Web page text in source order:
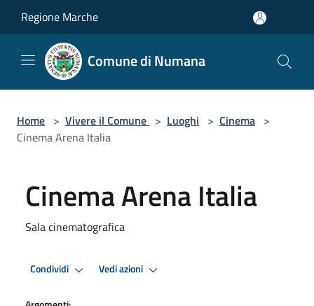
Regione Marche
Comune di Numana
Home > Vivere il Comune > Luoghi > Cinema >
Cinema Arena Italia
Cinema Arena Italia
Sala cinematografica
Condividi Vedi azioni